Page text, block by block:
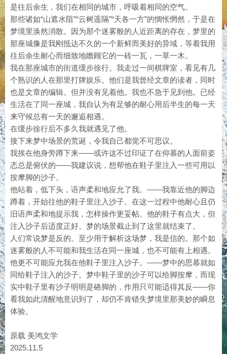
是往后余生，我们在相同的城市，呼吸着相同的空气。
那些诸如“山遮水阻”“云树遥隔”“天各一方”的惆怅惘然，于是在
梦境里涣然消散。因为那个迷雾般的人近距离的存在，梦里的
那座城像是我刚抵达不久的一个新鲜而美好的异域，等着我用
往后余生耐心而细致地瞻顾它的一砖一瓦，一草一木。
我在那座城市的街道缓步徐行。我走过一间棋牌室，看见有几
个熟识的人在那里打牌娱乐。他们是我曾经文章的读者，同时
也是文章的编辑。但并没有见着他。我也不急于见到他。已经
生活在了同一座城，我自认为有足够的耐心用后半生的每一天
来守候总有一天的邂逅相遇。
在缓步徐行后不多久我就遇见了他。
接下来梦中场景的荒诞，令我自己都觉不可思议。
我挨在他身旁蹲下来——或许这不过印证了在仰慕的人面前姿
态总是俯伏的——我建议说，想帮他在鞋子里注入一些可用以
按摩脚的沙子。
他站着，低下头，语声柔和地应允了我。——我靠近他的脚边
蹲着，开始往他的鞋子里注入沙子。在这一过程中他耐心且仍
旧语声柔和地提示我，怎样操作更妥帖。他的鞋子有点大，但
注入沙子后适度正好。梦的场景截止到了这里就结束了。
人们常说梦是反的。至少用于解析这场梦，我是信的。那个如
迷雾般的人不可能和我生活在同一座城，也不可能有上相遇。
他更不可能应允我在他鞋子里注入沙子。——梦中的思慕就如
同给鞋子注入的沙子。梦中鞋子里的沙子可以给脚按摩，而现
实中鞋子里有沙子明明是硌脚的，作用只可能适得其反——你
看我如此清醒地意识到了，却仍不肯错失梦境里那美妙的瞬息
体验。
原载 美鸿文学
2025.11.5